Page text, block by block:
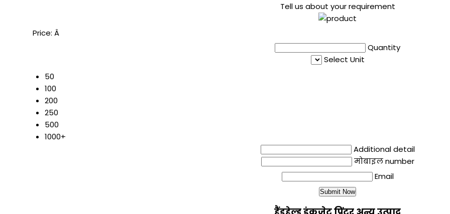
Tell us about your requirement
Price: Â
Quantity
Select Unit
50
100
200
250
500
1000+
Additional detail
मोबाइल number
Email